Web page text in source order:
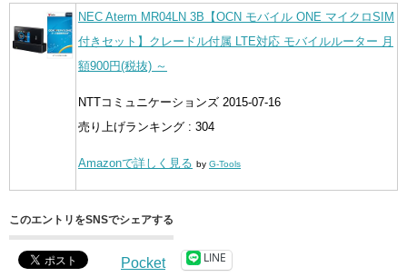
NEC Aterm MR04LN 3B【OCN モバイル ONE マイクロSIM
付きセット】クレードル付属 LTE対応 モバイルルーター 月
額900円(税抜) ～
NTTコミュニケーションズ 2015-07-16
売り上げランキング : 304
Amazonで詳しく見る by G-Tools
このエントリをSNSでシェアする
Pocket LINE